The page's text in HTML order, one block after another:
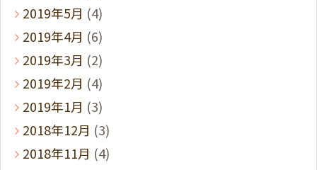
2019年5月 (4)
2019年4月 (6)
2019年3月 (2)
2019年2月 (4)
2019年1月 (3)
2018年12月 (3)
2018年11月 (4)